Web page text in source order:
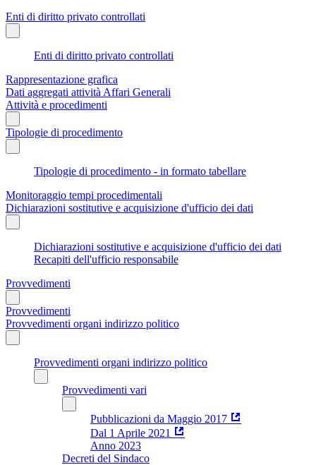
Enti di diritto privato controllati
Enti di diritto privato controllati
Rappresentazione grafica
Dati aggregati attività Affari Generali
Attività e procedimenti
Tipologie di procedimento
Tipologie di procedimento - in formato tabellare
Monitoraggio tempi procedimentali
Dichiarazioni sostitutive e acquisizione d'ufficio dei dati
Dichiarazioni sostitutive e acquisizione d'ufficio dei dati
Recapiti dell'ufficio responsabile
Provvedimenti
Provvedimenti
Provvedimenti organi indirizzo politico
Provvedimenti organi indirizzo politico
Provvedimenti vari
Pubblicazioni da Maggio 2017
Dal 1 Aprile 2021
Anno 2023
Decreti del Sindaco